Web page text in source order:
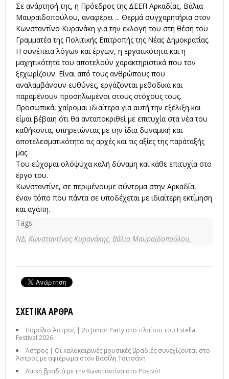
Σε ανάρτησή της, η Πρόεδρος της ΔΕΕΠ Αρκαδίας, Βάλια
Μαυραϊδοπούλου, αναφέρει ... Θερμά συγχαρητήρια στον
Κωνσταντίνο Κυρανάκη για την εκλογή του στη θέση του
Γραμματέα της Πολιτικής Επιτροπής της Νέας Δημοκρατίας.
Η συνέπεια λόγων και έργων, η εργατικότητα και η
μαχητικότητά του αποτελούν χαρακτηριστικά που τον
ξεχωρίζουν. Είναι από τους ανθρώπους που
αναλαμβάνουν ευθύνες, εργάζονται μεθοδικά και
παραμένουν προσηλωμένοι στους στόχους τους.
Προσωπικά, χαίρομαι ιδιαίτερα για αυτή την εξέλιξη και
είμαι βέβαιη ότι θα ανταποκριθεί με επιτυχία στα νέα του
καθήκοντα, υπηρετώντας με την ίδια δυναμική και
αποτελεσματικότητα τις αρχές και τις αξίες της παράταξής
μας.
Του εύχομαι ολόψυχα καλή δύναμη και κάθε επιτυχία στο
έργο του.
Κωνσταντίνε, σε περιμένουμε σύντομα στην Αρκαδία,
έναν τόπο που πάντα σε υποδέχεται με ιδιαίτερη εκτίμηση
και αγάπη.
Tags:
ΝΔ, Κωνσταντίνος Κυρανάκης, Βάλια Μαυραϊδοπούλου,
ΣΧΕΤΙΚΆ ΆΡΘΡΑ
Παράλιο Άστρος | 2ο Junior Party στο πλαίσιο του Estella
Festival 2026
Άστρος | Οι καλοκαιρινές μουσικές βραδιές συνεχίζονται στο
Άστρος με αφιέρωμα στον Βασίλη Τσιτσάνη
Λαϊκή βραδιά με την Κωνσταντίνα στο Ροεινό!